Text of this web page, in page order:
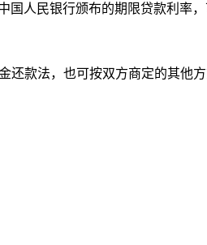
人民银行颁布的期限贷款利率
款法，也可按双方商定的其他方